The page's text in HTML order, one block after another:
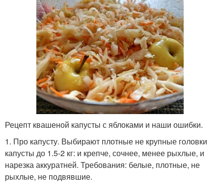
Рецепт квашеной капусты с яблоками и наши ошибки.
1. Про капусту. Выбирают плотные не крупные головки
капусты до 1.5-2 кг: и крепче, сочнее, менее рыхлые, и
нарезка аккуратней. Требования: белые, плотные, не
рыхлые, не подвявшие.